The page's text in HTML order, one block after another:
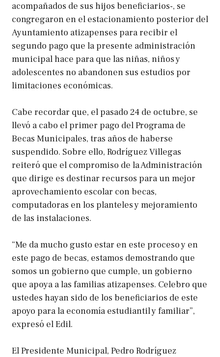
acompañados de sus hijos beneficiarios-, se
congregaron en el estacionamiento posterior del
Ayuntamiento atizapenses para recibir el
segundo pago que la presente administración
municipal hace para que las niñas, niños y
adolescentes no abandonen sus estudios por
limitaciones económicas.
Cabe recordar que, el pasado 24 de octubre, se
llevó a cabo el primer pago del Programa de
Becas Municipales, tras años de haberse
suspendido. Sobre ello, Rodríguez Villegas
reiteró que el compromiso de la Administración
que dirige es destinar recursos para un mejor
aprovechamiento escolar con becas,
computadoras en los planteles y mejoramiento
de las instalaciones.
“Me da mucho gusto estar en este proceso y en
este pago de becas, estamos demostrando que
somos un gobierno que cumple, un gobierno
que apoya a las familias atizapenses. Celebro que
ustedes hayan sido de los beneficiarios de este
apoyo para la economía estudiantil y familiar”,
expresó el Edil.
El Presidente Municipal, Pedro Rodríguez